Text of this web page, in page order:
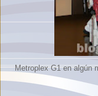
Metroplex G1 en algún